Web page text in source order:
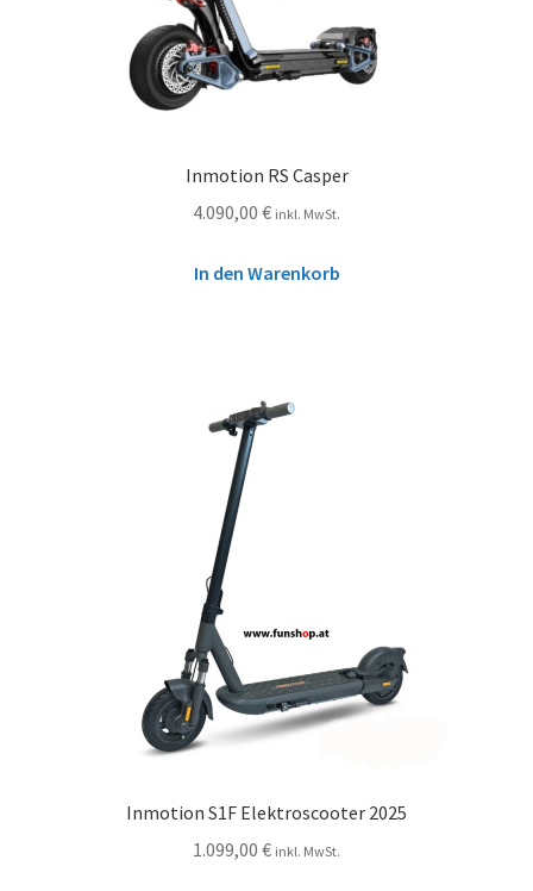
Inmotion RS Casper
4.090,00 € inkl. MwSt.
In den Warenkorb
Inmotion S1F Elektroscooter 2025
1.099,00 € inkl. MwSt.